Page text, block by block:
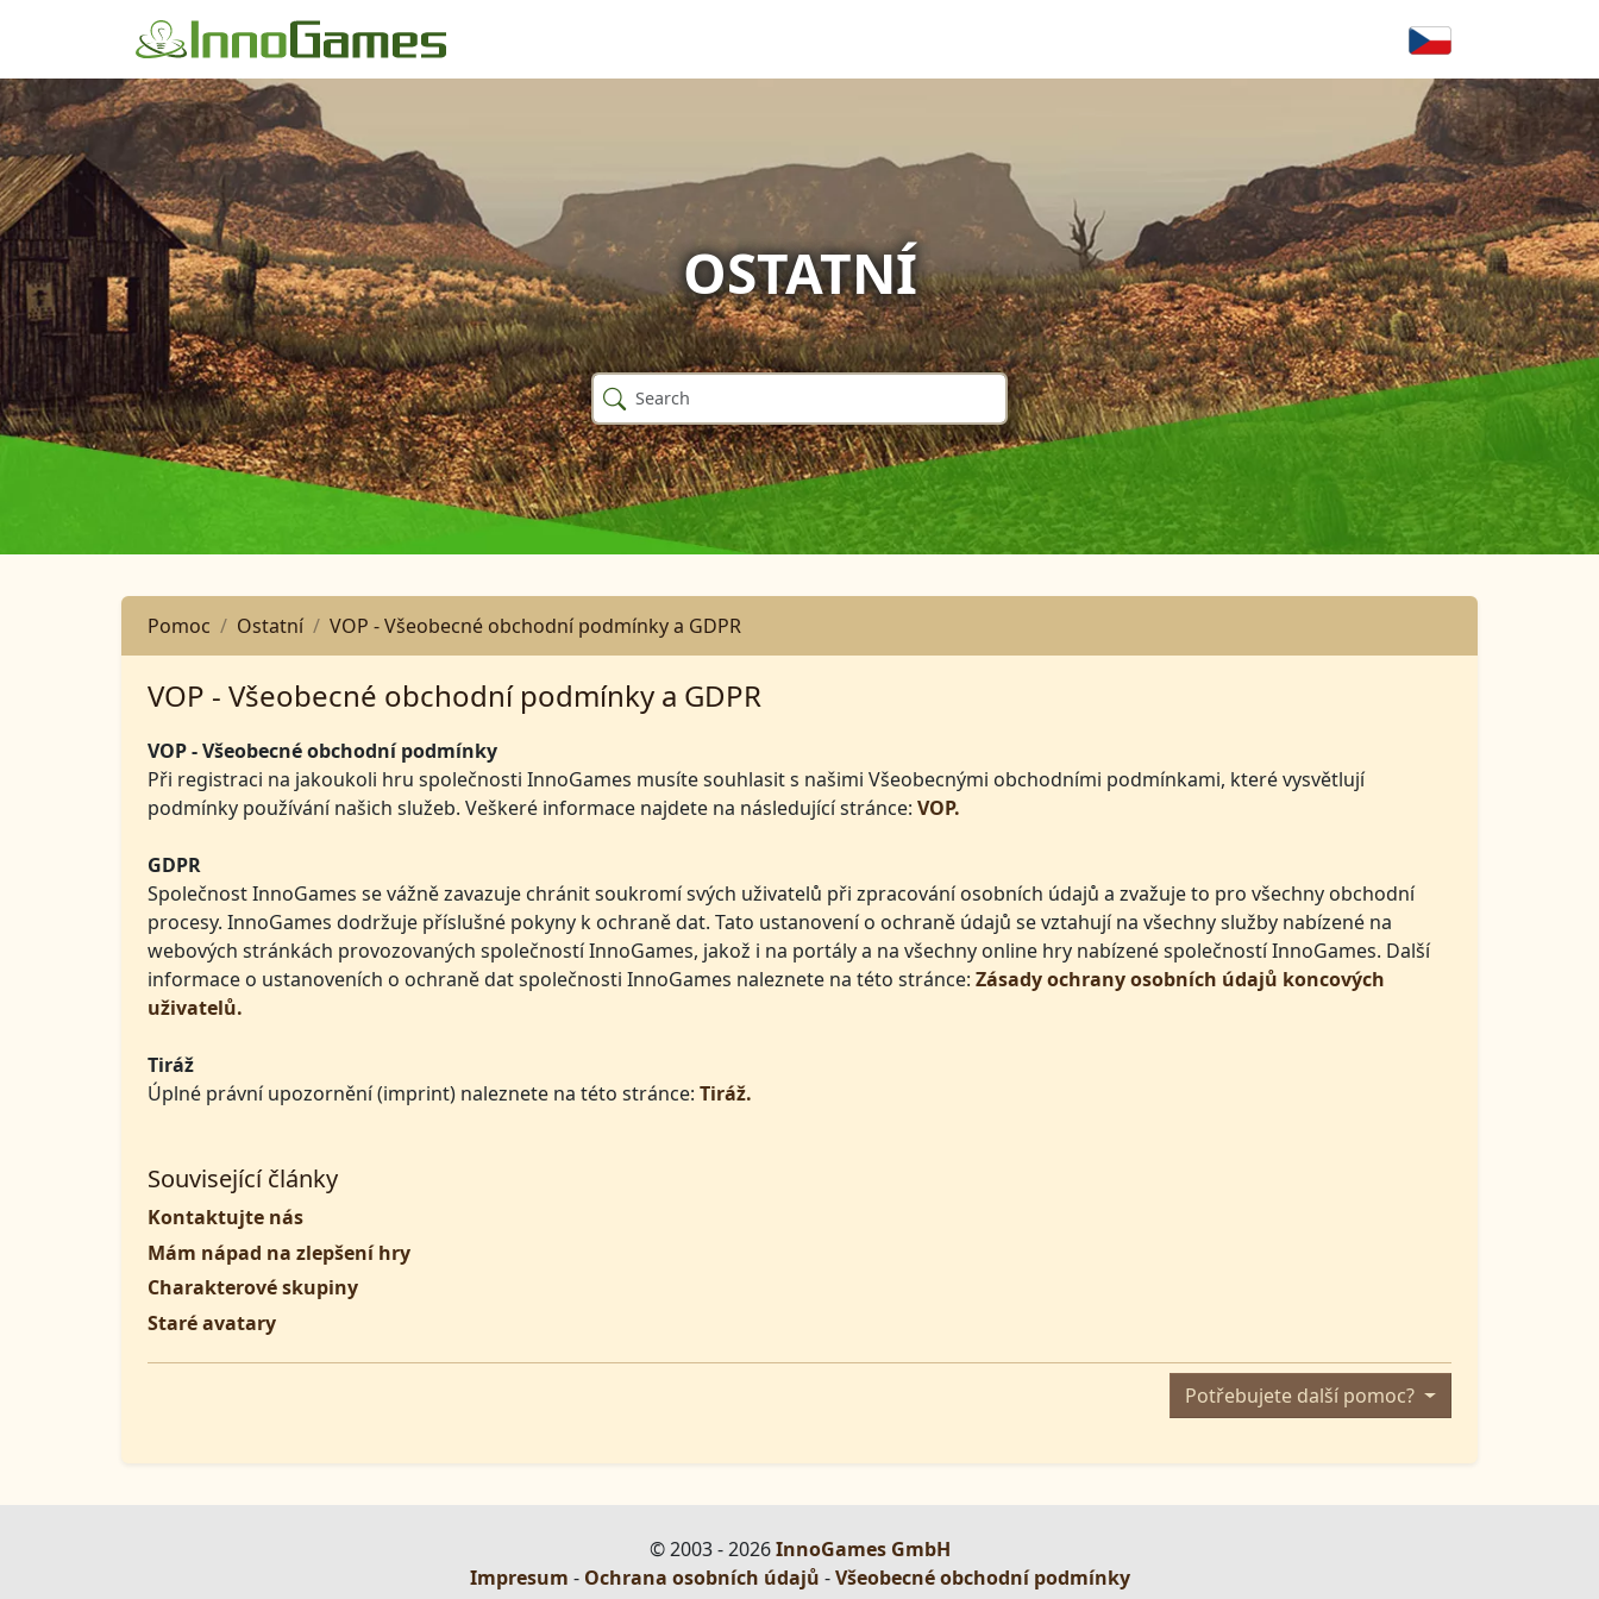
OSTATNÍ
Pomoc Ostatní VOP - Všeobecné obchodní podmínky a GDPR
VOP - Všeobecné obchodní podmínky a GDPR
VOP - Všeobecné obchodní podmínky
Při registraci na jakoukoli hru společnosti InnoGames musíte souhlasit s našimi Všeobecnými obchodními podmínkami, které vysvětlují
podmínky používání našich služeb. Veškeré informace najdete na následující stránce: VOP.
GDPR
Společnost InnoGames se vážně zavazuje chránit soukromí svých uživatelů při zpracování osobních údajů a zvažuje to pro všechny obchodní
procesy. InnoGames dodržuje příslušné pokyny k ochraně dat. Tato ustanovení o ochraně údajů se vztahují na všechny služby nabízené na
webových stránkách provozovaných společností InnoGames, jakož i na portály a na všechny online hry nabízené společností InnoGames. Další
informace o ustanoveních o ochraně dat společnosti InnoGames naleznete na této stránce: Zásady ochrany osobních údajů koncových
uživatelů.
Tiráž
Úplné právní upozornění (imprint) naleznete na této stránce: Tiráž.
Související články
Kontaktujte nás
Mám nápad na zlepšení hry
Charakterové skupiny
Staré avatary
Potřebujete další pomoc?
© 2003 - 2026InnoGames GmbH
Impresum - Ochrana osobních údajů -Všeobecné obchodní podmínky